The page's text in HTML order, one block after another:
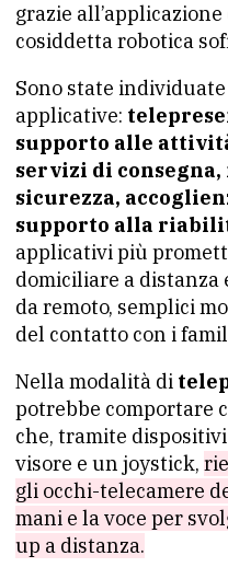
grazie
cosiddetta robotica
Sono state
applicative:
supporto alle
servizi di
sicurezza,
supporto alla
applicativi più
domiciliare a
da remoto, semplici
del contatto con i
Nella modalità di
potrebbe comportare
che, tramite
visore e un joystick,
gli occhi-telecamere
mani e la voce per
up a distanza.